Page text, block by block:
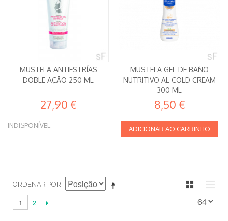
MUSTELA ANTIESTRÍAS
DOBLE AÇÃO 250 ML
27,90 €
INDISPONÍVEL
MUSTELA GEL DE BAÑO
NUTRITIVO AL COLD CREAM
300 ML
8,50 €
ADICIONAR AO CARRINHO
ORDENAR POR
1 2